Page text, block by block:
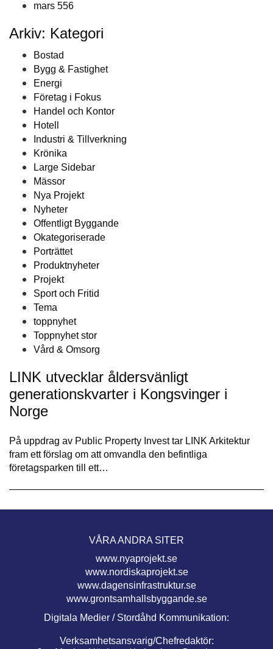
mars 556
Arkiv: Kategori
Bostad
Bygg & Fastighet
Energi
Företag i Fokus
Handel och Kontor
Hotell
Industri & Tillverkning
Krönika
Large Sidebar
Mässor
Nya Projekt
Nyheter
Offentligt Byggande
Okategoriserade
Porträttet
Produktnyheter
Projekt
Sport och Fritid
Tema
toppnyhet
Toppnyhet stor
Vård & Omsorg
LINK utvecklar åldersvänligt
generationskvarter i Kongsvinger i
Norge
På uppdrag av Public Property Invest tar LINK Arkitektur
fram ett förslag om att omvandla den befintliga
företagsparken till ett…
VÅRA ANDRA SITER
www.nyaprojekt.se
www.nordiskaprojekt.se
www.dagensinfrastruktur.se
www.grontsamhallsbyggande.se
Digitala Medier / Stordåhd Kommunikation:
Verksamhetsansvarig/Chefredaktör: